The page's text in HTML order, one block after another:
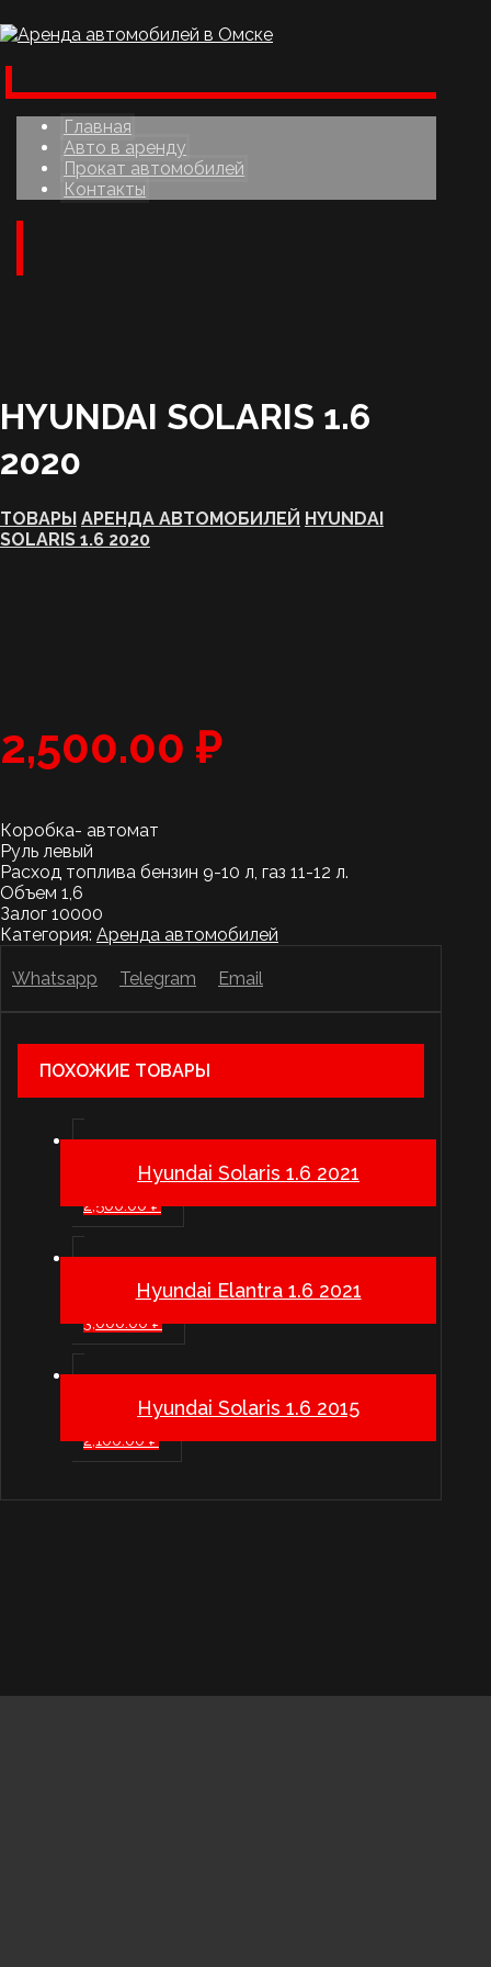
Главная
Авто в аренду
Прокат автомобилей
Контакты
HYUNDAI SOLARIS 1.6
2020
ТОВАРЫ АРЕНДА АВТОМОБИЛЕЙ HYUNDAI
SOLARIS 1.6 2020
2,500.00 ₽
Коробка- автомат
Руль левый
Расход топлива бензин 9-10 л, газ 11-12 л.
Объем 1,6
Залог 10000
Категория: Аренда автомобилей
Whatsapp Telegram Email
ПОХОЖИЕ ТОВАРЫ
Hyundai Solaris 1.6 2021
2,500.00 ₽
Hyundai Elantra 1.6 2021
3,000.00 ₽
Hyundai Solaris 1.6 2015
2,100.00 ₽